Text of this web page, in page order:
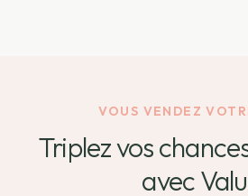
VOUS VENDEZ
Triplez vos
avec